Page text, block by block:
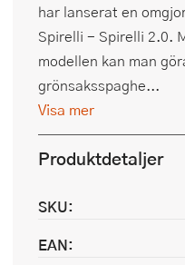
har lanserat en
Spirelli - Spirelli 2.0.
modellen kan man
grönsaksspaghe...
Visa mer
Produktdetaljer
SKU:
EAN: